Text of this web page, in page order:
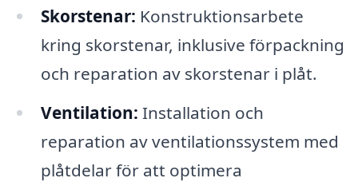
Skorstenar: Konstruktionsarbete
kring skorstenar, inklusive förpackning
och reparation av skorstenar i plåt.
Ventilation: Installation och
reparation av ventilationssystem med
plåtdelar för att optimera